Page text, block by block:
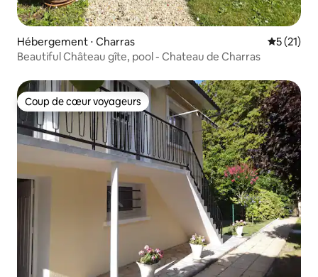
Hébergement ⋅ Charras
5 (21)
Beautiful Château gîte, pool - Chateau de Charras
Coup de cœur voyageurs
Coup de cœur voyageurs